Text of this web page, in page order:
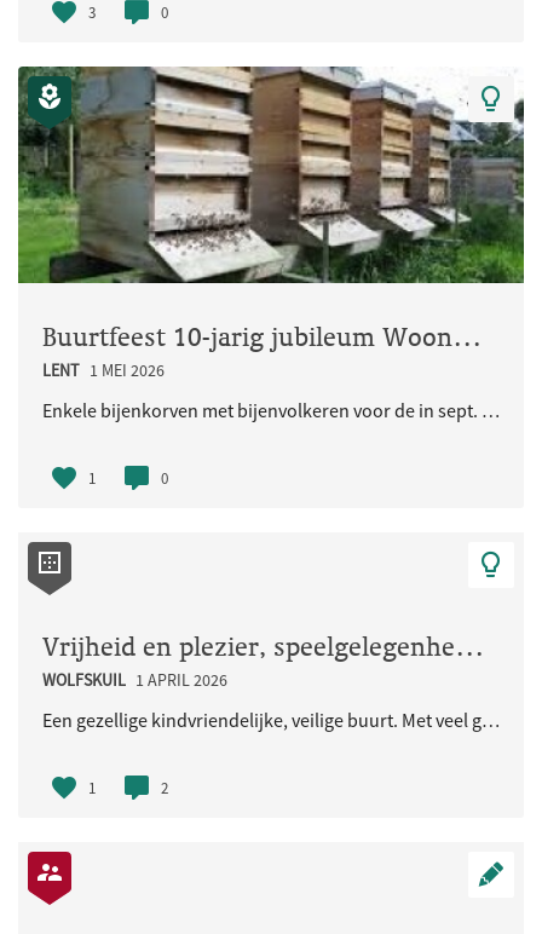
3 0
Buurtfeest 10-jarig jubileum Woongemeenschap Eikpunt
LENT 1 MEI 2026
Enkele bijenkorven met bijenvolkeren voor de in sept. 2026 jubilerende Ecologische Woongemeenschap..
1 0
Vrijheid en plezier, speelgelegenheid voor de kinderen en iedereen
WOLFSKUIL 1 APRIL 2026
Een gezellige kindvriendelijke, veilige buurt. Met veel groen en natuurlijke speelaangelegenheden...
1 2